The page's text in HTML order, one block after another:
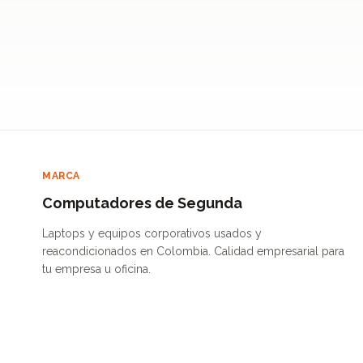
MARCA
Computadores de Segunda
Laptops y equipos corporativos usados y
reacondicionados en Colombia. Calidad empresarial para
tu empresa u oficina.